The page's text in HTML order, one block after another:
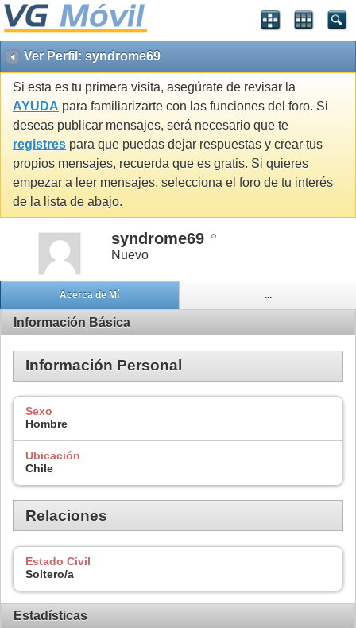
Ver Perfil: syndrome69
Si esta es tu primera visita, asegúrate de revisar la
AYUDA para familiarizarte con las funciones del foro. Si
deseas publicar mensajes, será necesario que te
registres para que puedas dejar respuestas y crear tus
propios mensajes, recuerda que es gratis. Si quieres
empezar a leer mensajes, selecciona el foro de tu interés
de la lista de abajo.
syndrome69
Nuevo
Acerca de Mí ...
Información Básica
Información Personal
Sexo
Hombre
Ubicación
Chile
Relaciones
Estado Civil
Soltero/a
Estadísticas